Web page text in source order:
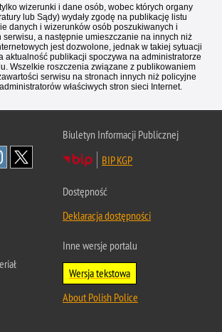
wizerunki i dane osób, wobec których organy
lub Sądy) wydały zgodę na publikację listu
danych i wizerunków osób poszukiwanych i
serwisu, a następnie umieszczanie na innych niż
jest dozwolone, jednak w takiej sytuacji
aktualność publikacji spoczywa na administratorze
Wszelkie roszczenia związane z publikowaniem
serwisu na stronach innych niż policyjne
właściwych stron sieci Internet.
Biuletyn Informacji Publicznej
BIP KGP
Dostępność
Deklaracja dostępności
Inne wersje portalu
Wersja tekstowa
About Polish Police